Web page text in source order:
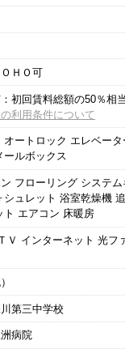
ＨＯ可
初回賃料総額の50％相
利用条件について
オートロック エレベー
ルボックス
フローリング システ
シュレット 浴室乾燥機
ト エアコン 床暖房
Ｖ インターネット 光フ
第三中学校
病院